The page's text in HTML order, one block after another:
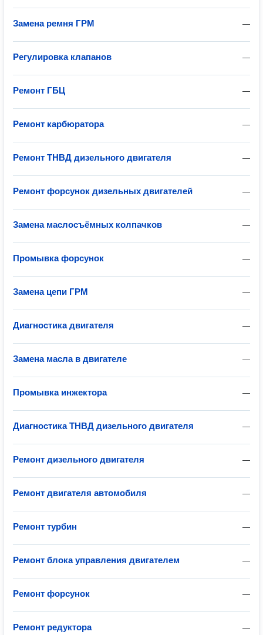
—
Замена ремня ГРМ
—
Регулировка клапанов
—
Ремонт ГБЦ
—
Ремонт карбюратора
—
Ремонт ТНВД дизельного двигателя
—
Ремонт форсунок дизельных двигателей
—
Замена маслосъёмных колпачков
—
Промывка форсунок
—
Замена цепи ГРМ
—
Диагностика двигателя
—
Замена масла в двигателе
—
Промывка инжектора
—
Диагностика ТНВД дизельного двигателя
—
Ремонт дизельного двигателя
—
Ремонт двигателя автомобиля
—
Ремонт турбин
—
Ремонт блока управления двигателем
—
Ремонт форсунок
—
Ремонт редуктора